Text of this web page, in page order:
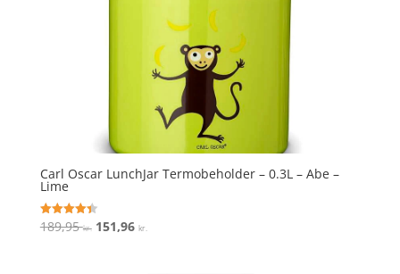
Carl Oscar LunchJar Termobeholder – 0.3L – Abe –
Lime
Vurderet
4.4
189,95kr. Den
151,96 kr.